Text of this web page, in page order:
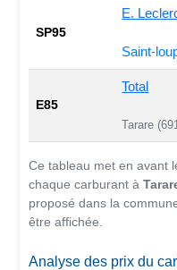
SP95
E.
Saint-
E85
Total
Tarare
Ce tableau met en avant
chaque carburant à
proposé dans la
être affichée.
Analyse des prix du